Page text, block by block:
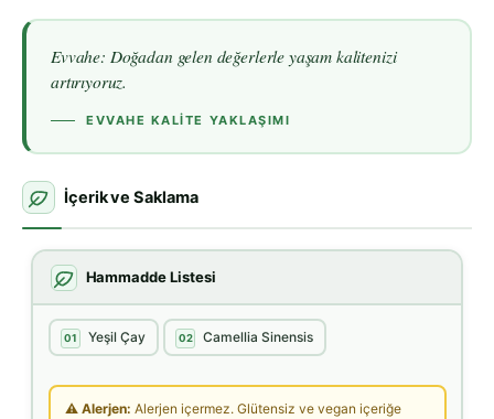
Evvahe: Doğadan gelen değerlerle yaşam kalitenizi
artırıyoruz.
EVVAHE KALITE YAKLAŞIMI
İçerik ve Saklama
Hammadde Listesi
01 Yeşil Çay 02 Camellia Sinensis
⚠ Alerjen: Alerjen içermez. Glütensiz ve vegan içeriğe